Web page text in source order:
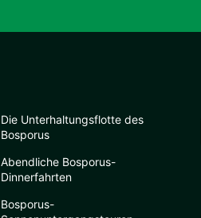
Die Unterhaltungsflotte des
Bosporus
Abendliche Bosporus-
Dinnerfahrten
Bosporus-